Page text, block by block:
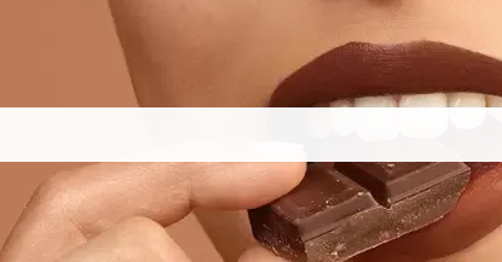
pinterest-site-verification=867dbab807973b9ac409c90f1d7cea8f